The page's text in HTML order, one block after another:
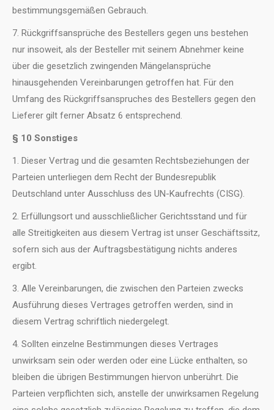
bestimmungsgemäßen Gebrauch.
7. Rückgriffsansprüche des Bestellers gegen uns bestehen
nur insoweit, als der Besteller mit seinem Abnehmer keine
über die gesetzlich zwingenden Mängelansprüche
hinausgehenden Vereinbarungen getroffen hat. Für den
Umfang des Rückgriffsanspruches des Bestellers gegen den
Lieferer gilt ferner Absatz 6 entsprechend.
§ 10 Sonstiges
1. Dieser Vertrag und die gesamten Rechtsbeziehungen der
Parteien unterliegen dem Recht der Bundesrepublik
Deutschland unter Ausschluss des UN-Kaufrechts (CISG).
2. Erfüllungsort und ausschließlicher Gerichtsstand und für
alle Streitigkeiten aus diesem Vertrag ist unser Geschäftssitz,
sofern sich aus der Auftragsbestätigung nichts anderes
ergibt.
3. Alle Vereinbarungen, die zwischen den Parteien zwecks
Ausführung dieses Vertrages getroffen werden, sind in
diesem Vertrag schriftlich niedergelegt.
4. Sollten einzelne Bestimmungen dieses Vertrages
unwirksam sein oder werden oder eine Lücke enthalten, so
bleiben die übrigen Bestimmungen hiervon unberührt. Die
Parteien verpflichten sich, anstelle der unwirksamen Regelung